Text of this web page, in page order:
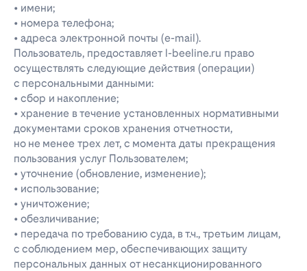
• имени;
• номера телефона;
• адреса электронной почты (e-mail).
Пользователь, предоставляет l-beeline.ru право
осуществлять следующие действия (операции)
с персональными данными:
• сбор и накопление;
• хранение в течение установленных нормативными
документами сроков хранения отчетности,
но не менее трех лет, с момента даты прекращения
пользования услуг Пользователем;
• уточнение (обновление, изменение);
• использование;
• уничтожение;
• обезличивание;
• передача по требованию суда, в т.ч., третьим лицам,
с соблюдением мер, обеспечивающих защиту
персональных данных от несанкционированного